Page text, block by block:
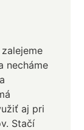
necháme
aj pri
Stačí